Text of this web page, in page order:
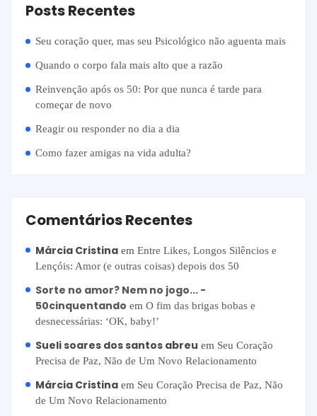
Posts Recentes
Seu coração quer, mas seu Psicológico não aguenta mais
Quando o corpo fala mais alto que a razão
Reinvenção após os 50: Por que nunca é tarde para
começar de novo
Reagir ou responder no dia a dia
Como fazer amigas na vida adulta?
Comentários Recentes
Márcia Cristina em Entre Likes, Longos Silêncios e
Lençóis: Amor (e outras coisas) depois dos 50
Sorte no amor? Nem no jogo... -
50cinquentando em O fim das brigas bobas e
desnecessárias: ‘OK, baby!’
Sueli soares dos santos abreu em Seu Coração
Precisa de Paz, Não de Um Novo Relacionamento
Márcia Cristina em Seu Coração Precisa de Paz, Não
de Um Novo Relacionamento